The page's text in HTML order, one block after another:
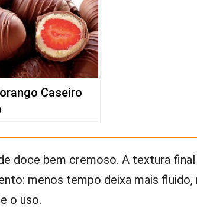
Caseiro
doce bem cremoso. A textura
menos tempo deixa mais fluido,
o uso.